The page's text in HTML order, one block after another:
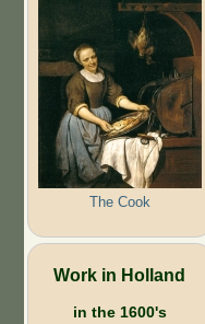
The Cook
Work in Holland
in the 1600's